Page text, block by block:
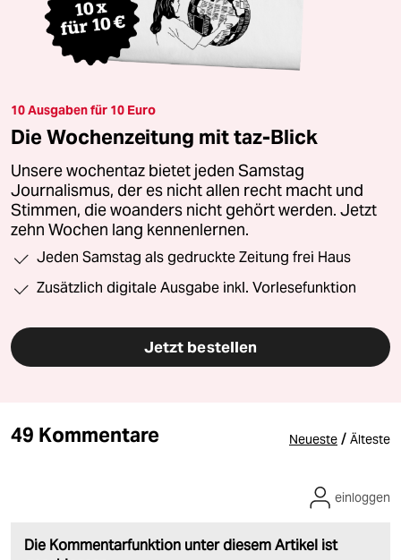
10 Ausgaben für 10 Euro
Die Wochenzeitung mit taz-Blick
Unsere wochentaz bietet jeden Samstag
Journalismus, der es nicht allen recht macht und
Stimmen, die woanders nicht gehört werden. Jetzt
zehn Wochen lang kennenlernen.
Jeden Samstag als gedruckte Zeitung frei Haus
Zusätzlich digitale Ausgabe inkl. Vorlesefunktion
Jetzt bestellen
49 Kommentare Neueste / Älteste
Die Kommentarfunktion unter diesem Artikel ist
einloggen